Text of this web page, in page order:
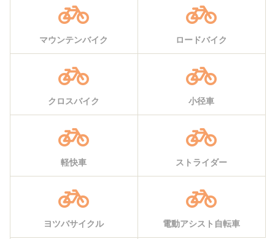
マウンテンバイク ロードバイク
クロスバイク 小径車
軽快車 ストライダー
ヨツバサイクル 電動アシスト自転車